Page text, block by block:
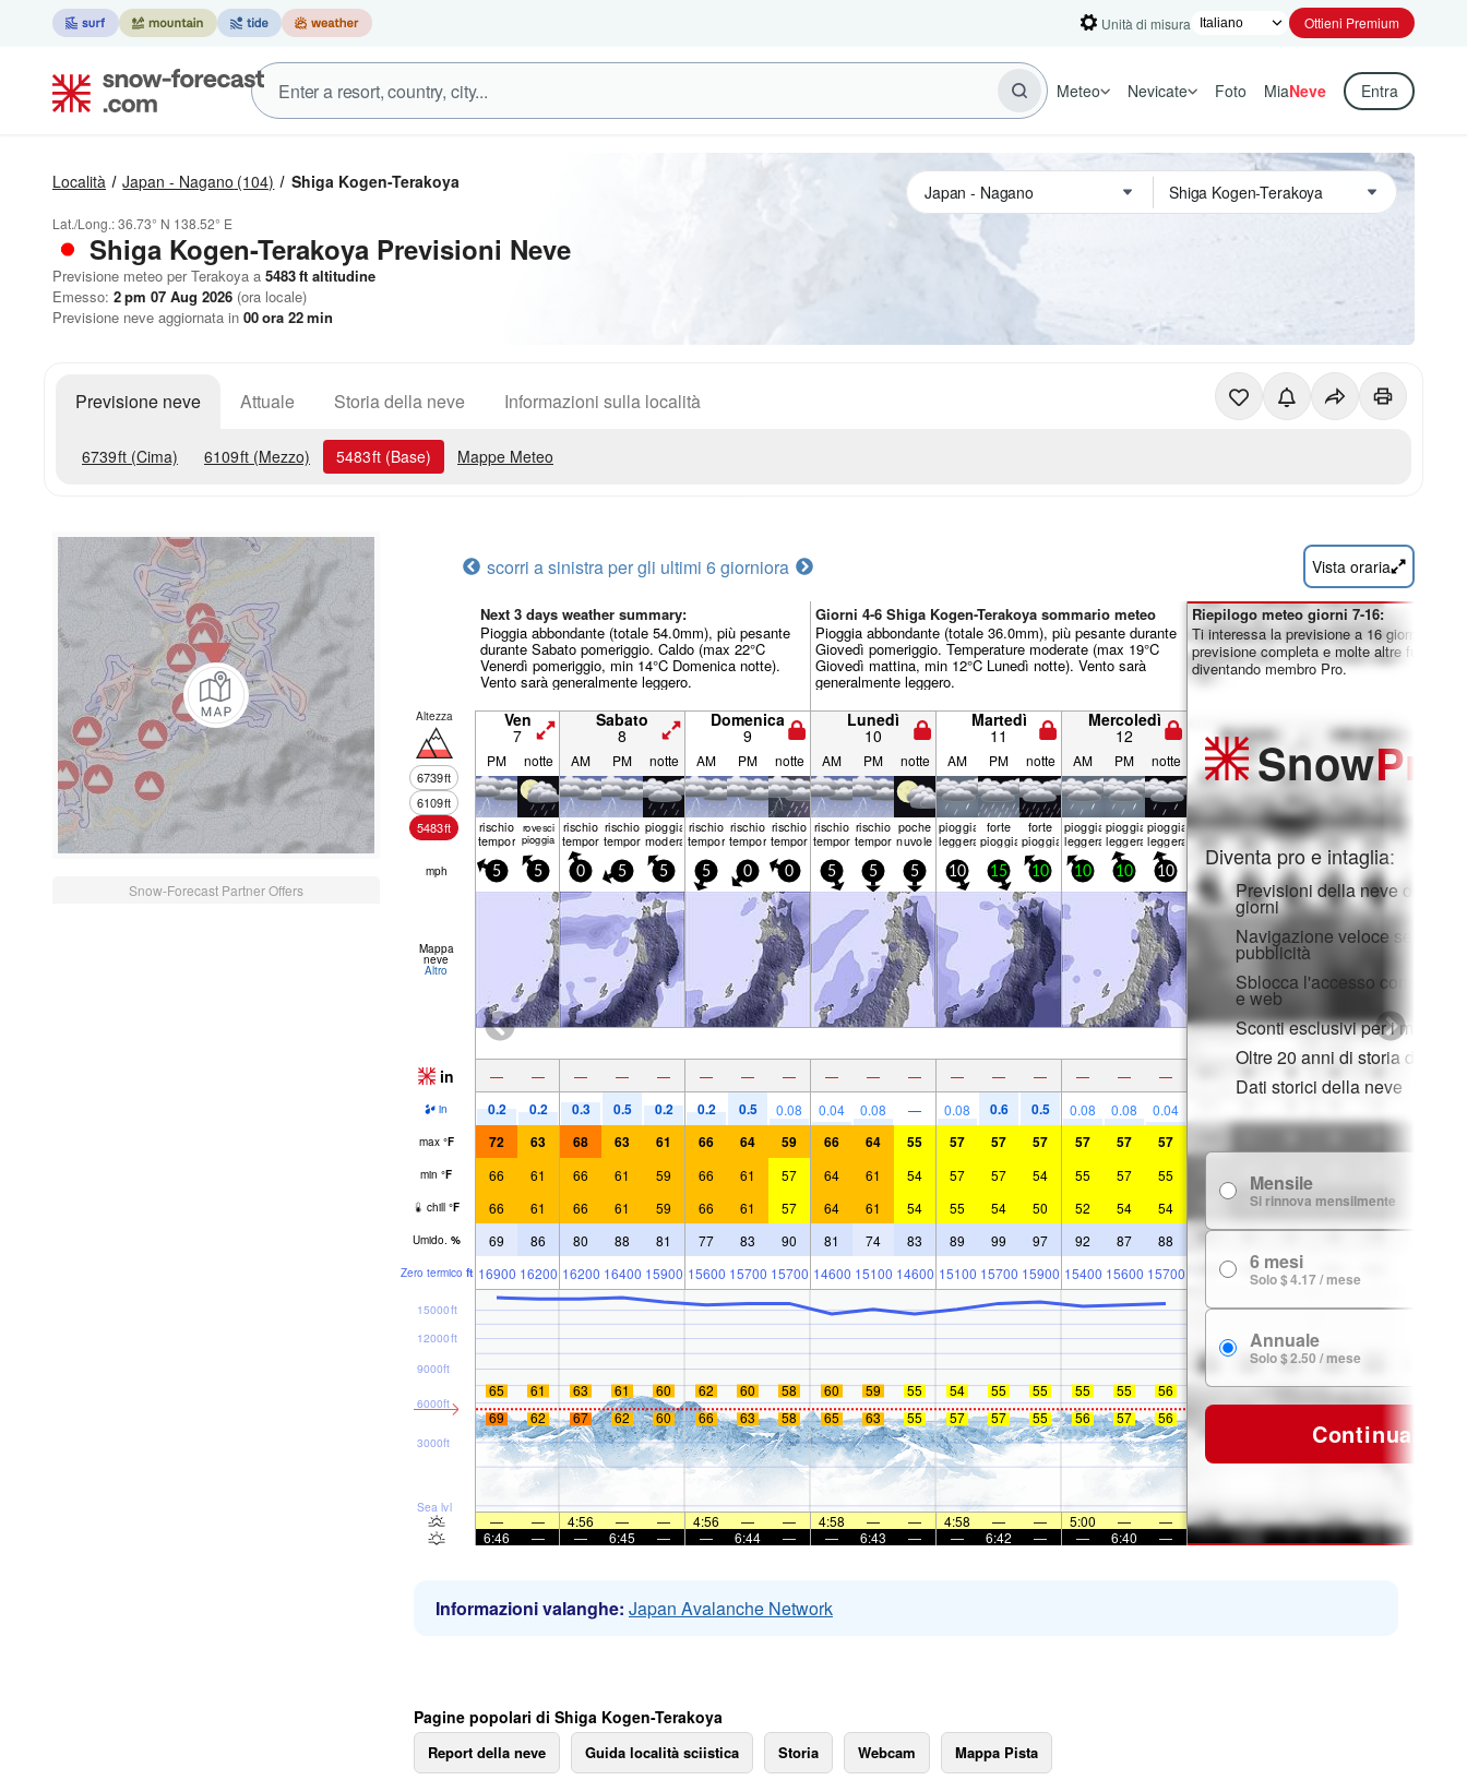
Unità di misura Ottieni Premium
Meteo Nevicate Foto MiaNeve Entra
Località Japan - Nagano (104) Shiga Kogen-Terakoya
Lat./Long.:36.73° N 138.52° E
Shiga Kogen-Terakoya Previsioni Neve
Previsione meteo per Terakoya a 5483ft altitudine
Emesso: 2 pm 07 Aug 2026 (ora locale)
Previsione neve aggiornata in 00ora 22min
Previsione neve Attuale Storia della neve Informazioni sulla località
6739ft (Cima) 6109ft (Mezzo) 5483ft (Base) Mappe Meteo
Snow-Forecast Partner Offers
scorri a sinistra per gli ultimi 6 giorniora Vista oraria
Next 3 days weather summary:
Pioggia abbondante (totale 54.0mm), più pesante
durante Sabato pomeriggio. Caldo (max 22°C
Venerdì pomeriggio, min 14°C Domenica notte).
Vento sarà generalmente leggero.
Giorni 4-6 Shiga Kogen-Terakoya sommario meteo
Pioggia abbondante (totale 36.0mm), più pesante durante
Giovedì pomeriggio. Temperature moderate (max 19°C
Giovedì mattina, min 12°C Lunedì notte). Vento sarà
generalmente leggero.
Altezza
6739ft
6109ft
5483ft
Ven
7
Sabato
8
Domenica
9
Lunedì
10
Martedì
11
Mercoledì
12
PM notte AM PM notte AM PM notte AM PM notte AM PM notte AM PM notte
rischio
temporale
rovesci
pioggia
rischio
temporale
rischio
temporale
pioggia
moderata
rischio
temporale
rischio
temporale
rischio
temporale
rischio
temporale
rischio
temporale
poche
nuvole
pioggia
leggera
forte
pioggia
forte
pioggia
pioggia
leggera
pioggia
leggera
pioggia
leggera
mph 5 5 0 5 5 5 0 0 5 5 5 10 15 10 10 10 10
Mappa
neve
Altro
in — — — — — — — — — — — — — — — — —
in 0.2 0.2 0.3 0.5 0.2 0.2 0.5 0.08 0.04 0.08 — 0.08 0.6 0.5 0.08 0.08 0.04
max °F 72 63 68 63 61 66 64 59 66 64 55 57 57 57 57 57 57
min °F 66 61 66 61 59 66 61 57 64 61 54 57 57 54 55 57 55
chill °F 66 61 66 61 59 66 61 57 64 61 54 55 54 50 52 54 54
Umido. % 69 86 80 88 81 77 83 90 81 74 83 89 99 97 92 87 88
Zero termico ft 16900 16200 16200 16400 15900 15600 15700 15700 14600 15100 14600 15100 15700 15900 15400 15600 15700
Sea lvl
3000ft
6000ft
9000ft
12000ft
15000ft
65 61 63 61 60 62 60 58 60 59 55 54 55 55 55 55
56
69
62 67 62 60 66 63 58 65 63 55 57 57 55 56 57 56
— — 4:56 — — 4:56 — — 4:58 — — 4:58 — — 5:00 —
—
6:46
— — 6:45 — — 6:44 — — 6:43 — — 6:42 — — 6:40 —
Riepilogo meteo giorni 7-16:
Ti interessa la previsione a 16 giorni?
previsione completa e molte altre
diventando membro Pro.
SnowPro
Diventa pro e intaglia:
Previsioni della neve orarie e
giorni
Navigazione veloce senza
pubblicità
Sblocca l'accesso completo
e web
Sconti esclusivi per i membri
Oltre 20 anni di storia della
Dati storici della neve
Mensile
Si rinnova mensilmente
6 mesi
Solo $ 4.17 / mese
Annuale
Solo $ 2.50 / mese
Continua
Informazioni valanghe: Japan Avalanche Network
Pagine popolari di Shiga Kogen-Terakoya
Report della neve Guida località sciistica Storia Webcam Mappa Pista